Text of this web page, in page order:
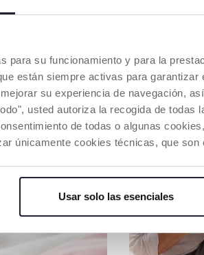
para su funcionamiento y para la
están siempre activas para
su experiencia de navegación,
usted autoriza la recogida de todas
de todas o algunas
únicamente cookies técnicas, que
Usar solo las esenciales